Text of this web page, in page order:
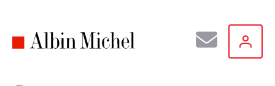
principal